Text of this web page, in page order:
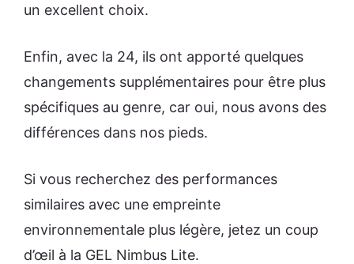
un excellent choix.
Enfin, avec la 24, ils ont apporté quelques
changements supplémentaires pour être plus
spécifiques au genre, car oui, nous avons des
différences dans nos pieds.
Si vous recherchez des performances
similaires avec une empreinte
environnementale plus légère, jetez un coup
d’œil à la GEL Nimbus Lite.